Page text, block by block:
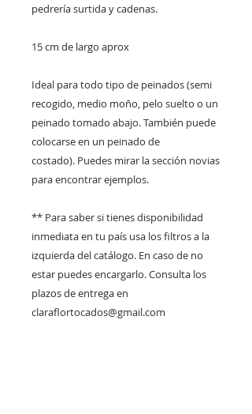
pedrería surtida y cadenas.
15 cm de largo aprox
Ideal para todo tipo de peinados (semi
recogido, medio moño, pelo suelto o un
peinado tomado abajo. También puede
colocarse en un peinado de
costado). Puedes mirar la sección novias
para encontrar ejemplos.
** Para saber si tienes disponibilidad
inmediata en tu país usa los filtros a la
izquierda del catálogo. En caso de no
estar puedes encargarlo. Consulta los
plazos de entrega en
claraflortocados@gmail.com